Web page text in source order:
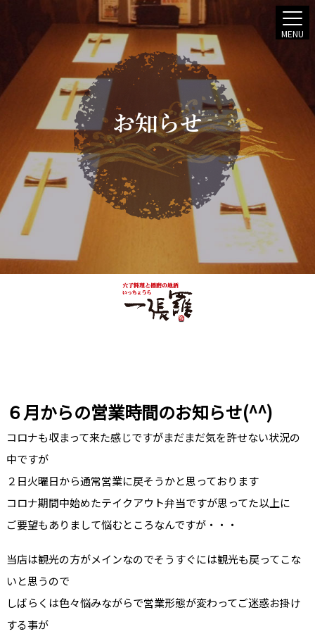
お知らせ
MENU
６月からの営業時間のお知らせ(^^)
コロナも収まって来た感じですがまだまだ気を許せない状況の
中ですが
２日火曜日から通常営業に戻そうかと思っております
コロナ期間中始めたテイクアウト弁当ですが思ってた以上に
ご要望もありまして悩むところなんですが・・・
当店は観光の方がメインなのでそうすぐには観光も戻ってこな
いと思うので
しばらくは色々悩みながらで営業形態が変わってご迷惑お掛け
する事が